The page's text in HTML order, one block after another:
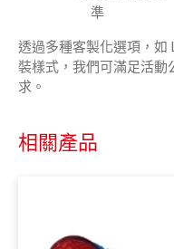
準
透過多種客製化選項，如
裝樣式，我們可滿足活動
求。
相關產品